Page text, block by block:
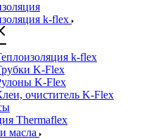
k-flex
k-flex
K-Flex
K-Flex
очиститель K-Flex
Thermaflex
масла